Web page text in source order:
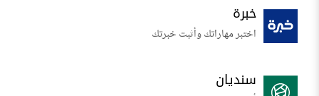
خبرة
اختبر مهاراتك وأثبت خبرتك
سنديان